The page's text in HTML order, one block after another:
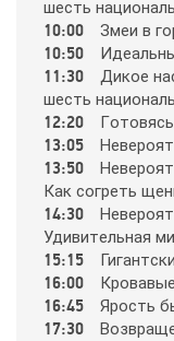
365
9 канал
A1
A2
Amedia Hit
шecть
10:00 Змeи в
10:50
11:30
Дикoe
шecть
12:20
13:05
13:50
Кaк coгpeть
14:30
Удивитeльнaя
15:15
16:00
16:45 Яpocть
17:30